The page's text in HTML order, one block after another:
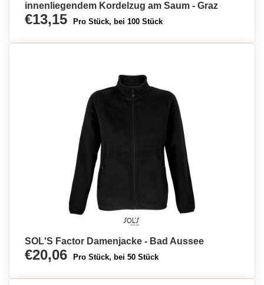
innenliegendem Kordelzug am Saum - Graz
€13,15 Pro Stück, bei 100 Stück
SOL'S Factor Damenjacke - Bad Aussee
€20,06 Pro Stück, bei 50 Stück